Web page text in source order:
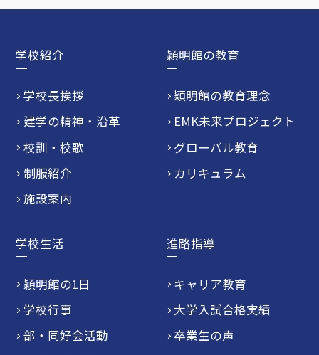
学校紹介
学校長挨拶
建学の精神・沿革
校訓・校歌
制服紹介
施設案内
穎明館の教育
穎明館の教育理念
EMK未来プロジェクト
グローバル教育
カリキュラム
学校生活
穎明館の1日
学校行事
部・同好会活動
進路指導
キャリア教育
大学入試合格実績
卒業生の声